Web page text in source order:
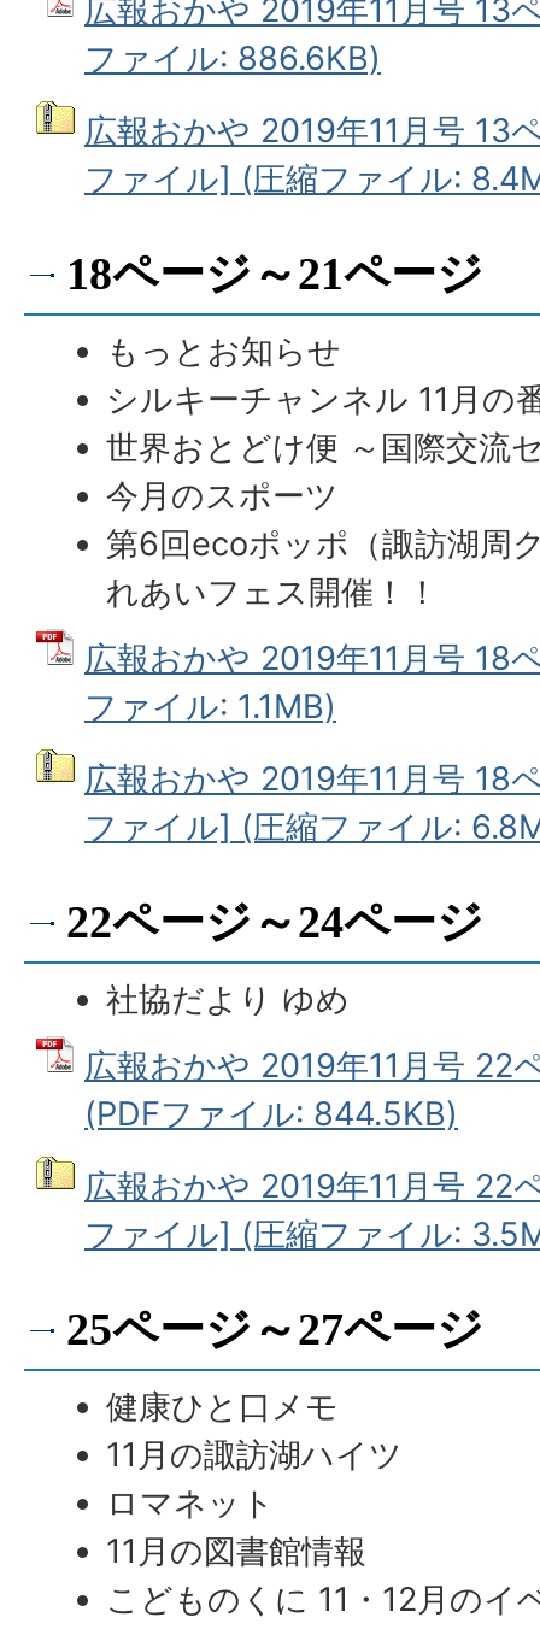
広報おかや 2019年11月号 13
ファイル: 886.6KB)
広報おかや 2019年11月号 13
ファイル] (圧縮ファイル:
18ページ～21ページ
もっとお知らせ
シルキーチャンネル 11月の
世界おとどけ便 ～国際交流
今月のスポーツ
第6回ecoポッポ（諏訪湖周
れあいフェス開催！！
広報おかや 2019年11月号 18
ファイル: 1.1MB)
広報おかや 2019年11月号 18
ファイル] (圧縮ファイル:
22ページ～24ページ
社協だより ゆめ
広報おかや 2019年11月号 22
(PDFファイル: 844.5KB)
広報おかや 2019年11月号 22
ファイル] (圧縮ファイル:
25ページ～27ページ
健康ひと口メモ
11月の諏訪湖ハイツ
ロマネット
11月の図書館情報
こどものくに 11・12月のイ